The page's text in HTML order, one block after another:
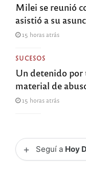
Milei se reunió
asistió a su
15 horas atrás
SUCESOS
Un detenido
material de
15 horas atrás
+ Seguí a Hoy